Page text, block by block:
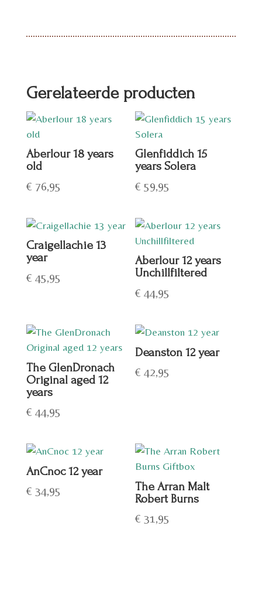
Gerelateerde producten
Aberlour 18 years
old
€ 76,95
Glenfiddich 15
years Solera
€ 59,95
Craigellachie 13
year
€ 45,95
Aberlour 12 years
Unchillfiltered
€ 44,95
The GlenDronach
Original aged 12
years
€ 44,95
Deanston 12 year
€ 42,95
AnCnoc 12 year
€ 34,95
The Arran Malt
Robert Burns
€ 31,95